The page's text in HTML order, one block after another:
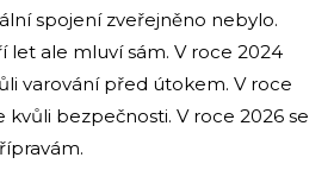
spojení zveřejněno nebylo.
let ale mluví sám. V roce 2024
varování před útokem. V roce
kvůli bezpečnosti. V roce 2026 se